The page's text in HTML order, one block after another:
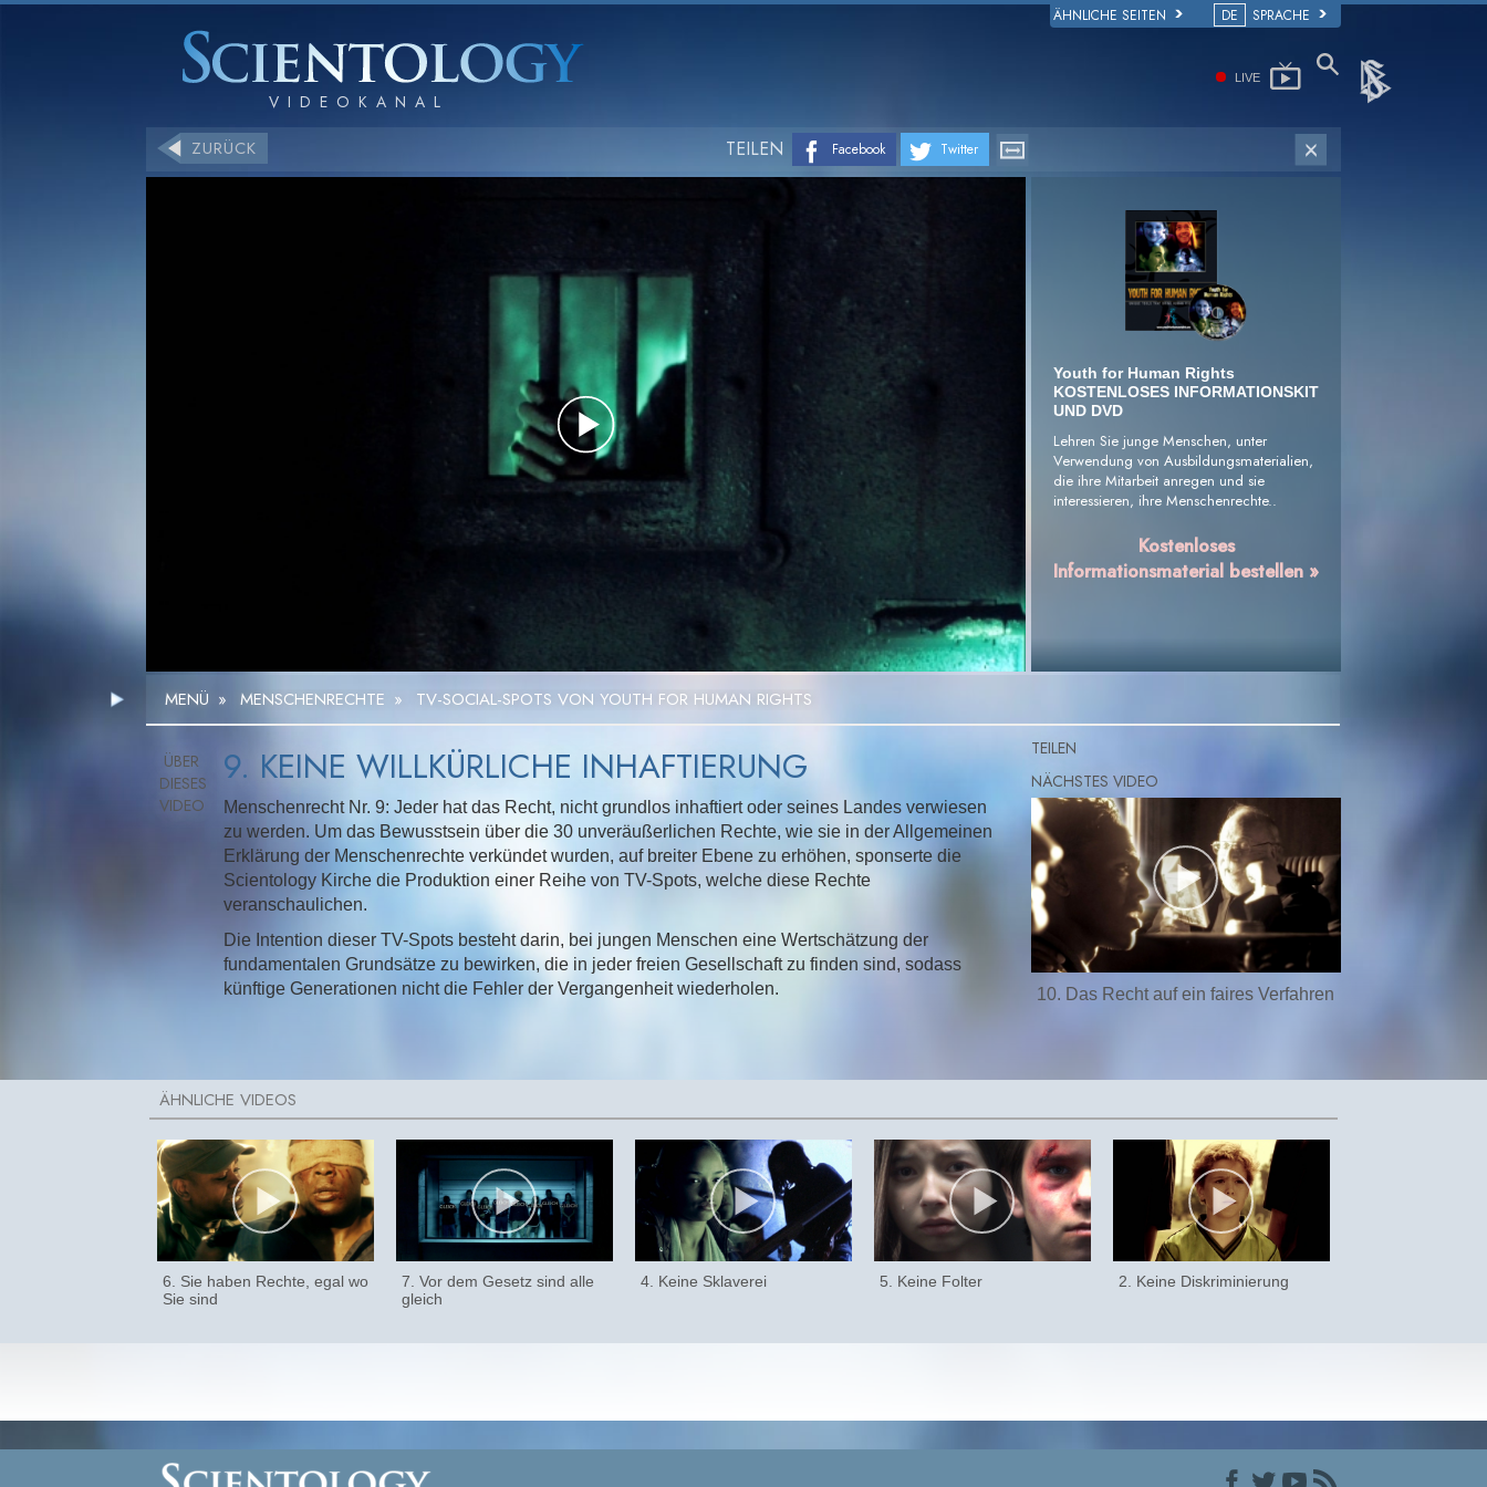
ÄHNLICHE SEITEN DE SPRACHE
LIVE
ZURÜCK TEILEN Facebook Twitter
Play
Video
MENÜ » MENSCHENRECHTE » TV-SOCIAL-SPOTS VON YOUTH FOR HUMAN RIGHTS
Youth for Human Rights
KOSTENLOSES INFORMATIONSKIT
UND DVD
Lehren Sie junge Menschen, unter
Verwendung von Ausbildungsmaterialien,
die ihre Mitarbeit anregen und sie
interessieren, ihre Menschenrechte..
Kostenloses
Informationsmaterial bestellen »
9. KEINE WILLKÜRLICHE INHAFTIERUNG
Menschenrecht Nr. 9: Jeder hat das Recht, nicht grundlos inhaftiert oder seines Landes verwiesen
zu werden. Um das Bewusstsein über die 30 unveräußerlichen Rechte, wie sie in der Allgemeinen
Erklärung der Menschenrechte verkündet wurden, auf breiter Ebene zu erhöhen, sponserte die
Scientology Kirche die Produktion einer Reihe von TV-Spots, welche diese Rechte
veranschaulichen.
Die Intention dieser TV-Spots besteht darin, bei jungen Menschen eine Wertschätzung der
fundamentalen Grundsätze zu bewirken, die in jeder freien Gesellschaft zu finden sind, sodass
künftige Generationen nicht die Fehler der Vergangenheit wiederholen.
TEILEN
10. Das Recht auf ein faires Verfahren
6. Sie haben Rechte, egal wo
Sie sind
7. Vor dem Gesetz sind alle
gleich
4. Keine Sklaverei 5. Keine Folter 2. Keine Diskriminierung